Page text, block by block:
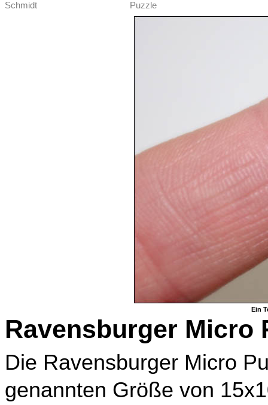
Schmidt
Puzzle
Ein
Ravensburger Micro
Die Ravensburger Micro
genannten Größe von